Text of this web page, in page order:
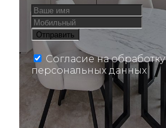
Согласие на обработку
персональных данных